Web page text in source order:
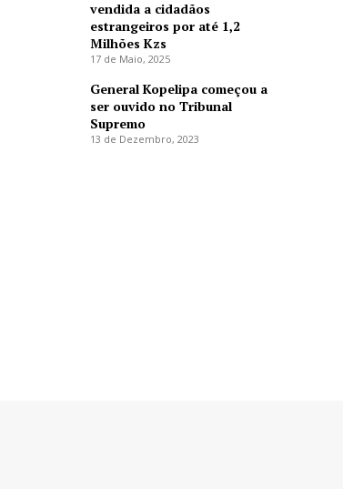
vendida a cidadãos
estrangeiros por até 1,2
Milhões Kzs
17 de Maio, 2025
General Kopelipa começou a
ser ouvido no Tribunal
Supremo
13 de Dezembro, 2023